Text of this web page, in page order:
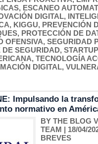
, ESCANEO
DIGITAL,
, KIGGU, PREVENCIÓN
, PROTECCIÓN DE
OFENSIVA, SEGURIDAD
DE SEGURIDAD, STARTUP
, TECNOLOGÍA
DIGITAL,
Impulsando la
normativo en
BY THE BLOG
TEAM | 18/04/
BREVES